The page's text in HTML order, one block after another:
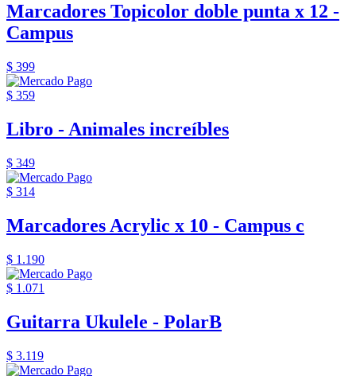
Marcadores Topicolor doble punta x 12 -
Campus
$ 399
$ 359
Libro - Animales increíbles
$ 349
$ 314
Marcadores Acrylic x 10 - Campus c
$ 1.190
$ 1.071
Guitarra Ukulele - PolarB
$ 3.119